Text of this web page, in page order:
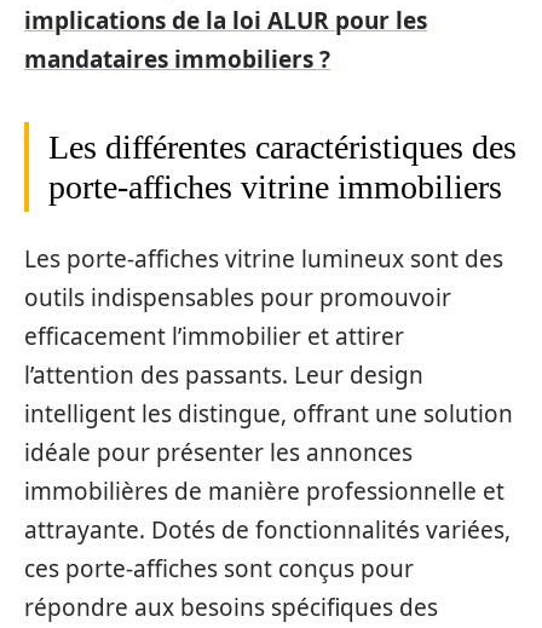
implications de la loi ALUR pour les
mandataires immobiliers ?
Les différentes caractéristiques des
porte-affiches vitrine immobiliers
Les porte-affiches vitrine lumineux sont des
outils indispensables pour promouvoir
efficacement l’immobilier et attirer
l’attention des passants. Leur design
intelligent les distingue, offrant une solution
idéale pour présenter les annonces
immobilières de manière professionnelle et
attrayante. Dotés de fonctionnalités variées,
ces porte-affiches sont conçus pour
répondre aux besoins spécifiques des